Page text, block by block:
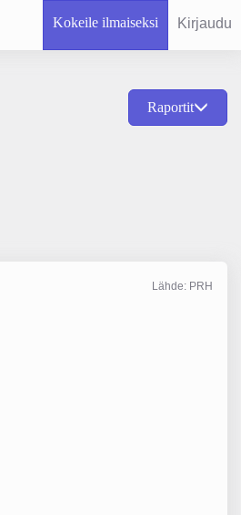
Kokeile ilmaiseksi Kirjaudu
Raportit
Lähde: PRH